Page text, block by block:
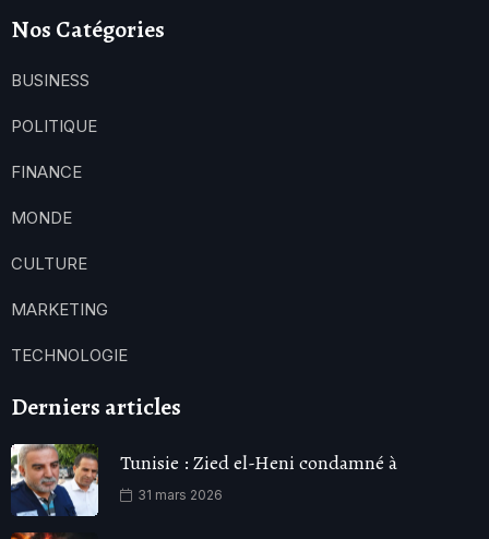
Nos Catégories
BUSINESS
POLITIQUE
FINANCE
MONDE
CULTURE
MARKETING
TECHNOLOGIE
Derniers articles
Tunisie : Zied el-Heni condamné à
31 mars 2026